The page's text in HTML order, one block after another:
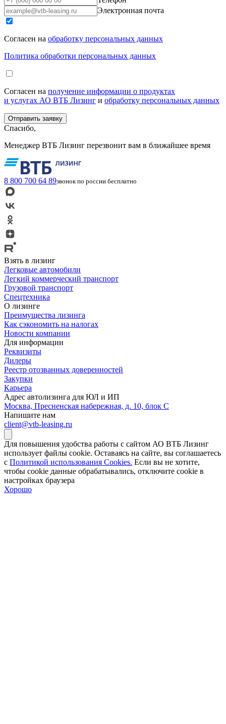
Электронная почта
Согласен на обработку персональных данных
Политика обработки персональных данных
Согласен на получение информации о продуктах
и услугах АО ВТБ Лизинг и обработку персональных данных
Спасибо,
Менеджер ВТБ Лизинг перезвонит вам в ближайшее время
8 800 700 64 89звонок по россии бесплатно
Взять в лизинг
Легковые автомобили
Легкий коммерческий транспорт
Грузовой транспорт
Спецтехника
О лизинге
Преимущества лизинга
Как сэкономить на налогах
Новости компании
Для информации
Реквизиты
Дилеры
Реестр отозванных доверенностей
Закупки
Карьера
Адрес автолизинга для ЮЛ и ИП
Москва, Пресненская набережная, д. 10, блок С
Напишите нам
client@vtb-leasing.ru
Для повышения удобства работы с сайтом АО ВТБ Лизинг
использует файлы cookie. Оставаясь на сайте, вы соглашаетесь
с Политикой использования Cookies. Если вы не хотите,
чтобы сookie данные обрабатывались, отключите cookie в
настройках браузера
Хорошо